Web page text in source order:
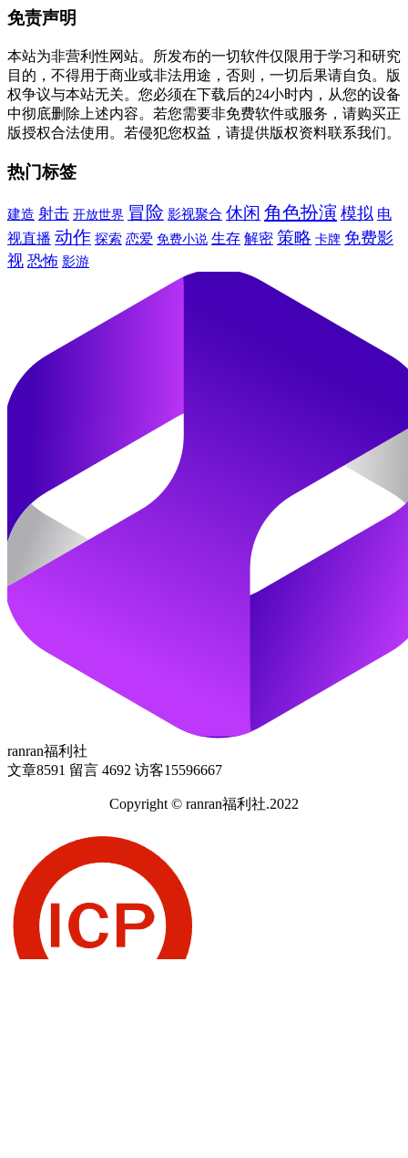
免责声明
本站为非营利性网站。所发布的一切软件仅限用于学习和研究
目的，不得用于商业或非法用途，否则，一切后果请自负。版
权争议与本站无关。您必须在下载后的24小时内，从您的设备
中彻底删除上述内容。若您需要非免费软件或服务，请购买正
版授权合法使用。若侵犯您权益，请提供版权资料联系我们。
热门标签
建造 射击 开放世界 冒险 影视聚合 休闲 角色扮演 模拟 电
视直播 动作 探索 恋爱 免费小说 生存 解密 策略 卡牌 免费影
视 恐怖 影游
ranran福利社
文章8591 留言 4692 访客15596667
Copyright © ranran福利社.2022